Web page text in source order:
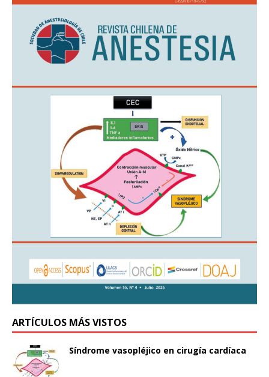
ARTÍCULOS MÁS VISTOS
Síndrome vasopléjico en cirugía cardíaca